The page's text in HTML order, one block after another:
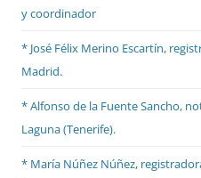
y coordinador
* José Félix Merino Escartín,
Madrid.
* Alfonso de la Fuente Sancho,
Laguna (Tenerife).
* María Núñez Núñez,